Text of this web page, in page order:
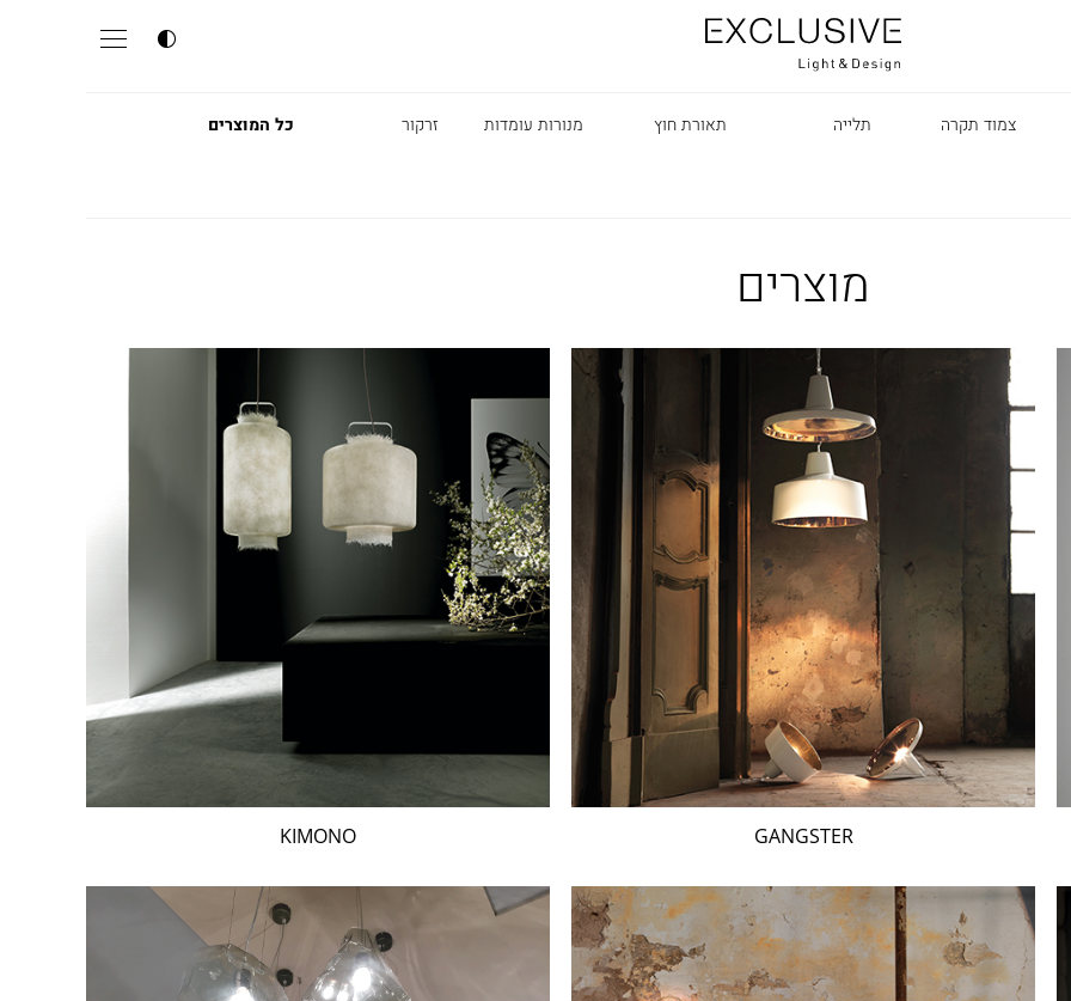
צמוד תקרה תלייה תאורת חוץ מנורות עומדות זרקור כל המוצרים
מוצרים
GANGSTER
KIMONO